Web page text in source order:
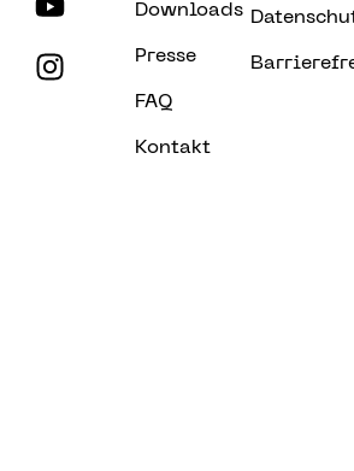
Downloads
Presse
FAQ
Kontakt